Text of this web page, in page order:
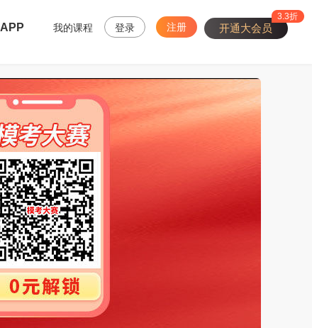
APP 我的课程 登录 注册 开通大会员
3.3折